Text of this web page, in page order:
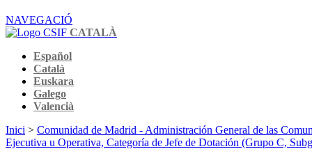
NAVEGACIÓ
CATALÀ
Español
Català
Euskara
Galego
Valencià
Inici > Comunidad de Madrid - Administración General de las
Ejecutiva u Operativa, Categoría de Jefe de Dotación (Grupo C,